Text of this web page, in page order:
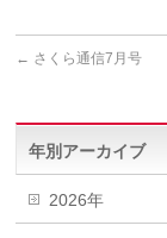
← さくら通信7月号
年別アーカイブ
2026年